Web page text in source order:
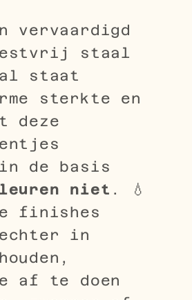
vervaardigd
staal
staat
sterkte en
deze
de basis
niet . 💧
finishes
in
af te doen